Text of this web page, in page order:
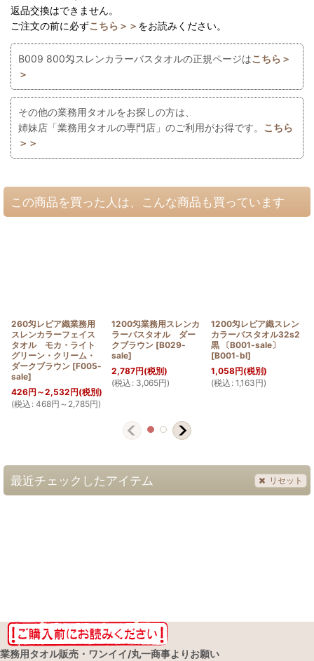
返品交換はできません。
ご注文の前に必ずこちら＞＞ をお読みください。
B009 800匁スレンカラーバスタオルの正規ページはこちら＞
＞
その他の業務用タオルをお探しの方は、
姉妹店「業務用タオルの専門店」のご利用がお得です。 こちら
＞＞
この商品を買った人は、こんな商品も買っています
260匁レピア織業務用
スレンカラーフェイス
タオル モカ・ライト
グリーン・クリーム・
ダークブラウン [F005-
sale]
426円 ～2,532円(税別)
(税込 : 468円 ～2,785円)
1200匁業務用スレンカ
ラーバスタオル ダー
クブラウン [B029-
sale]
2,787円(税別)
(税込 : 3,065円)
1200匁レピア織スレン
カラーバスタオル32s2
黒 〔B001-sale〕
[B001-bl]
1,058円(税別)
(税込 : 1,163円)
最近チェックしたアイテム リセット
業務用タオル販売・ワンイイ/丸一商事よりお願い